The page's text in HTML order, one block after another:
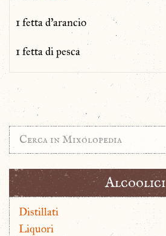
1 fetta d’arancio
1 fetta di pesca
Alcoolici
Distillati
Liquori